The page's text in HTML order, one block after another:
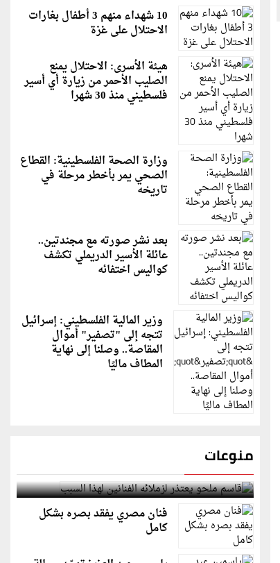
10 شهداء منهم 3 أطفال بغارات
الاحتلال على غزة
هيئة الأسرى: الاحتلال يمنع
الصليب الأحمر من زيارة أي أسير
فلسطيني منذ 30 شهرا
وزارة الصحة الفلسطينية: القطاع
الصحي يمر بأخطر مرحلة في
تاريخه
بعد نشر صورته مع مجندتين..
عائلة الأسير الدريملي تكشف
كواليس اختفائه
وزير المالية الفلسطيني: إسرائيل
تتجه إلى "تصفير" أموال
المقاصة.. وصلنا إلى نهاية
المطاف ماليًا
منوعات
قاسم ملحو يعتذر لزملائه الفنانين لهذا السبب
فنان مصري يفقد بصره بشكل
كامل